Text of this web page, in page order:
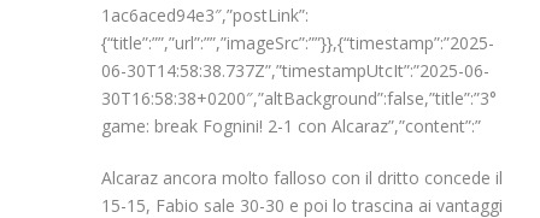
1ac6aced94e3″,”postLink”:
{“title”:””,”url”:””,”imageSrc”:””}},{“timestamp”:”2025-
06-30T14:58:38.737Z”,”timestampUtcIt”:”2025-06-
30T16:58:38+0200″,”altBackground”:false,”title”:”3°
game: break Fognini! 2-1 con Alcaraz”,”content”:”
Alcaraz ancora molto falloso con il dritto concede il
15-15, Fabio sale 30-30 e poi lo trascina ai vantaggi